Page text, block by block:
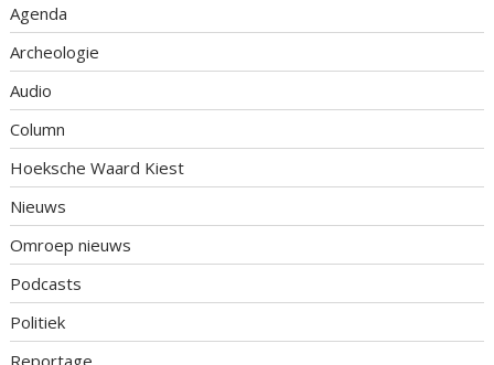
Agenda
Archeologie
Audio
Column
Hoeksche Waard Kiest
Nieuws
Omroep nieuws
Podcasts
Politiek
Reportage